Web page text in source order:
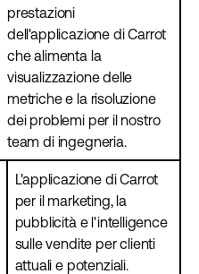
prestazioni
dell'applicazione di Carrot
che alimenta la
visualizzazione delle
metriche e la risoluzione
dei problemi per il nostro
team di ingegneria.
L'applicazione di Carrot
per il marketing, la
pubblicità e l'intelligence
sulle vendite per clienti
attuali e potenziali.